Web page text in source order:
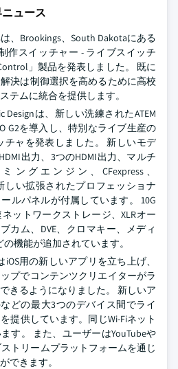
ュース
、Brookings、South Dakotaにある
作スイッチャー - ライブスイッチ
」製品を発表しました。 既に
決は制御選択を高めるために高校
テムに統合を提供します。
Designは、新しい洗練されたATEM
G2を導入し、特別なライブ生産の
チャを発表しました。 新しいモデ
出力、3つのHDMI出力、マルチ
ングエンジン、CFexpress、
しい拡張されたプロフェッショナ
ルパネルが付属しています。 10G
ットワークストレージ、XLRオー
カム、DVE、クロマキー、メディ
機能が追加されています。
用の新しいアプリを立ち上げ、
プでコンテンツクリエイターがラ
きるようになりました。 新しいア
どの最大3つのデバイス間でライ
提供しています。同じWi-Fiネット
す。 また、ユーザーはYouTubeや
トリームプラットフォームを通じ
できます。